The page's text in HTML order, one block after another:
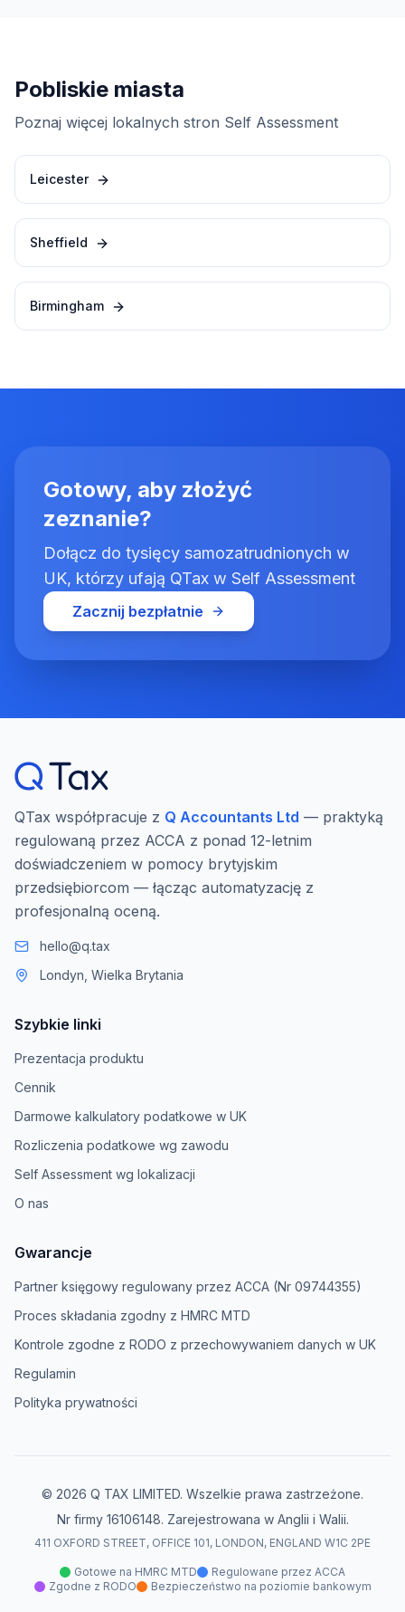
Pobliskie miasta
Poznaj więcej lokalnych stron Self Assessment
Leicester
Sheffield
Birmingham
Gotowy, aby złożyć
zeznanie?
Dołącz do tysięcy samozatrudnionych w
UK, którzy ufają QTax w Self Assessment
Zacznij bezpłatnie
QTax współpracuje z Q Accountants Ltd — praktyką
regulowaną przez ACCA z ponad 12-letnim
doświadczeniem w pomocy brytyjskim
przedsiębiorcom — łącząc automatyzację z
profesjonalną oceną.
hello@q.tax
Londyn, Wielka Brytania
Szybkie linki
Prezentacja produktu
Cennik
Darmowe kalkulatory podatkowe w UK
Rozliczenia podatkowe wg zawodu
Self Assessment wg lokalizacji
O nas
Gwarancje
Partner księgowy regulowany przez ACCA (Nr 09744355)
Proces składania zgodny z HMRC MTD
Kontrole zgodne z RODO z przechowywaniem danych w UK
Regulamin
Polityka prywatności
© 2026 Q TAX LIMITED. Wszelkie prawa zastrzeżone.
Nr firmy 16106148. Zarejestrowana w Anglii i Walii.
411 OXFORD STREET, OFFICE 101, LONDON, ENGLAND W1C 2PE
Gotowe na HMRC MTD
Regulowane przez ACCA
Zgodne z RODO
Bezpieczeństwo na poziomie bankowym